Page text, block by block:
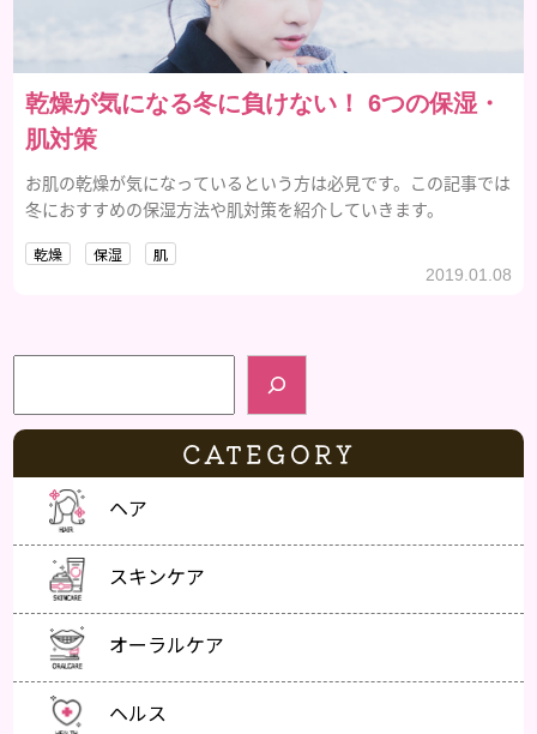
乾燥が気になる冬に負けない！ 6つの保湿・
肌対策
お肌の乾燥が気になっているという方は必見です。この記事では
冬におすすめの保湿方法や肌対策を紹介していきます。
乾燥 保湿 肌
2019.01.08
検索
CATEGORY
ヘア
スキンケア
オーラルケア
ヘルス